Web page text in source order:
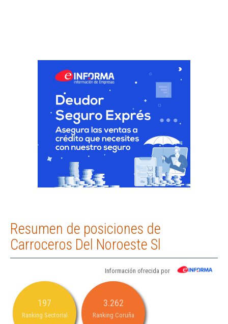
Resumen de posiciones de
Carroceros Del Noroeste Sl
Información ofrecida por
197
Ranking Sectorial
3.262
Ranking Coruña